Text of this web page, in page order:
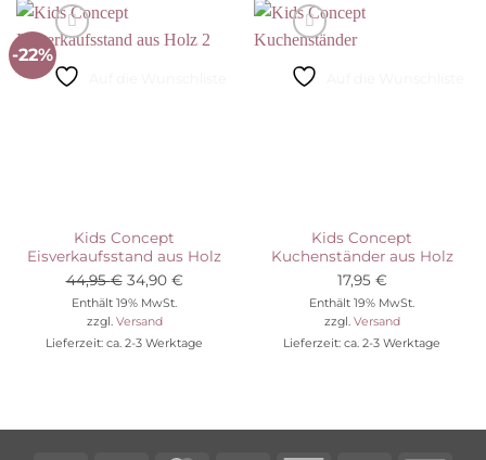
-22%
Kids Concept
Eisverkaufsstand aus Holz
44,95€ Ursprünglicher
Preis
war:
44,95 €
34,90 €Aktueller
34,90 €.
Enthält 19% MwSt.
zzgl. Versand
Lieferzeit: ca. 2-3 Werktage
Kids Concept
Kuchenständer aus Holz
17,95 €
Enthält 19% MwSt.
zzgl. Versand
Lieferzeit: ca. 2-3 Werktage